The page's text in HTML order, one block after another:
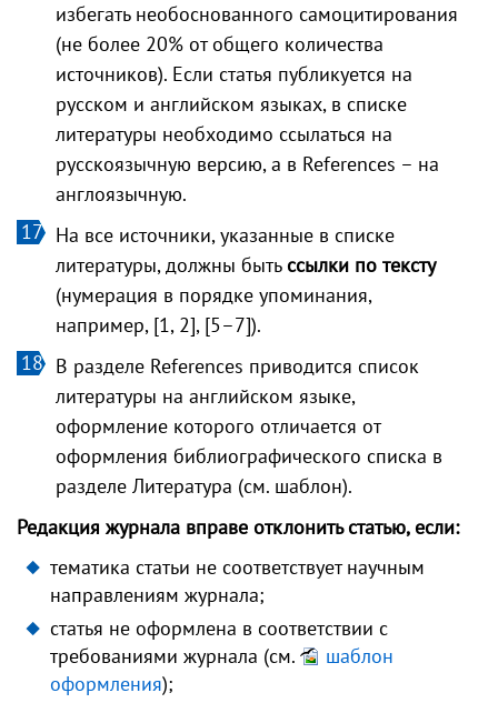
избегать необоснованного самоцитирования
(не более 20% от общего количества
источников). Если статья публикуется на
русском и английском языках, в списке
литературы необходимо ссылаться на
русскоязычную версию, а в References – на
англоязычную.
На все источники, указанные в списке
литературы, должны быть ссылки по тексту
(нумерация в порядке упоминания,
например, [1, 2], [5–7]).
В разделе References приводится список
литературы на английском языке,
оформление которого отличается от
оформления библиографического списка в
разделе Литература (см. шаблон).
Редакция журнала вправе отклонить статью, если:
тематика статьи не соответствует научным
направлениям журнала;
статья не оформлена в соответствии с
требованиями журнала (см.
шаблон
оформления);